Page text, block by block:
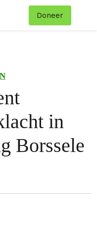
Doneer
in
Borssele